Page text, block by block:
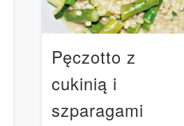
Pęczotto z
cukinią i
szparagami